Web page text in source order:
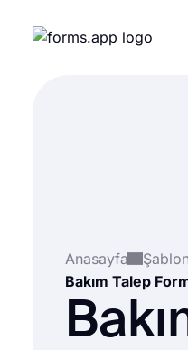
Anasayfa
Bakım Talep